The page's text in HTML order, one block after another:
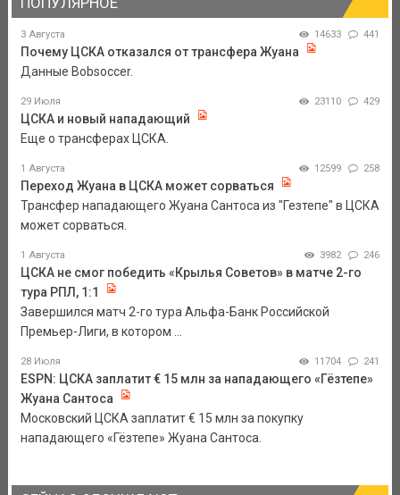
3 Августа 14633 441
Почему ЦСКА отказался от трансфера Жуана
Данные Bobsoccer.
29 Июля 23110 429
ЦСКА и новый нападающий
Еще о трансферах ЦСКА.
1 Августа 12599 258
Переход Жуана в ЦСКА может сорваться
Трансфер нападающего Жуана Сантоса из "Гезтепе" в ЦСКА
может сорваться.
1 Августа 3982 246
ЦСКА не смог победить «Крылья Советов» в матче 2-го
тура РПЛ, 1:1
Завершился матч 2-го тура Альфа-Банк Российской
Премьер-Лиги, в котором ...
28 Июля 11704 241
ESPN: ЦСКА заплатит € 15 млн за нападающего «Гёзтепе»
Жуана Сантоса
Московский ЦСКА заплатит € 15 млн за покупку
нападающего «Гёзтепе» Жуана Сантоса.